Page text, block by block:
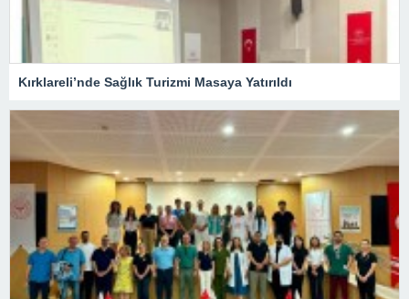
Kırklareli’nde Sağlık Turizmi Masaya Yatırıldı